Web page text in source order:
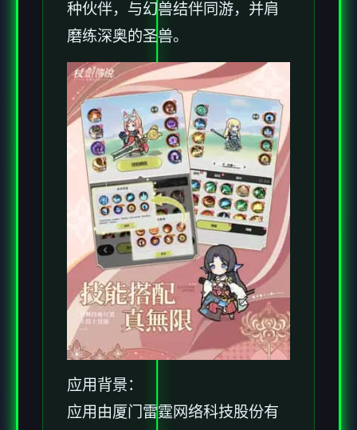
种伙伴，与幻兽结伴同游，并肩
磨练深奥的圣兽。
应用背景：
应用由厦门雷霆网络科技股份有